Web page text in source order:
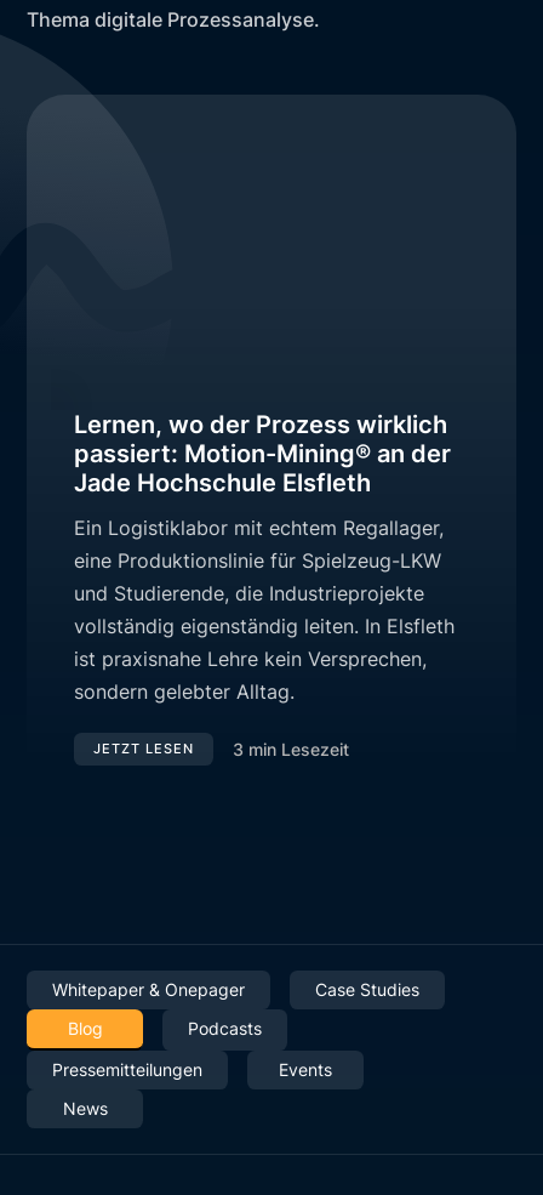
Thema digitale Prozessanalyse.
Lernen, wo der Prozess wirklich
passiert: Motion-Mining® an der
Jade Hochschule Elsfleth
Ein Logistiklabor mit echtem Regallager,
eine Produktionslinie für Spielzeug-LKW
und Studierende, die Industrieprojekte
vollständig eigenständig leiten. In Elsfleth
ist praxisnahe Lehre kein Versprechen,
sondern gelebter Alltag.
JETZT LESEN 3 min Lesezeit
Whitepaper & Onepager
Case Studies
Blog
Podcasts
Pressemitteilungen
Events
News